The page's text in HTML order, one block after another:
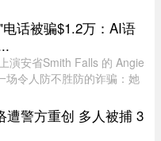
道路受到破坏，其中一些路
行。 ...
话被骗$1.2万：AI语
演安省Smith Falls 的 Angie
场令人防不胜防的诈骗：她
连声音都几乎一模一
的就是我 ...
遭警方重创 多人被捕 3